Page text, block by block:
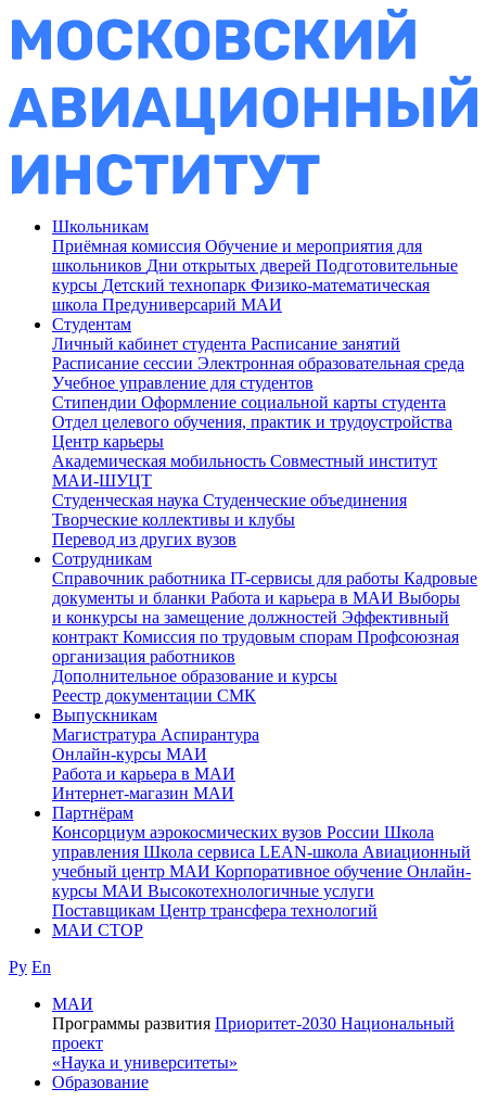
Школьникам
Приёмная комиссия Обучение и мероприятия для
школьников Дни открытых дверей Подготовительные
курсы Детский технопарк Физико-математическая
школа Предуниверсарий МАИ
Студентам
Личный кабинет студента Расписание занятий
Расписание сессии Электронная образовательная среда
Учебное управление для студентов
Стипендии Оформление социальной карты студента
Отдел целевого обучения, практик и трудоустройства
Центр карьеры
Академическая мобильность Совместный институт
МАИ-ШУЦТ
Студенческая наука Студенческие объединения
Творческие коллективы и клубы
Перевод из других вузов
Сотрудникам
Cправочник работника IT-сервисы для работы Кадровые
документы и бланки Работа и карьера в МАИ Выборы
и конкурсы на замещение должностей Эффективный
контракт Комиссия по трудовым спорам Профсоюзная
организация работников
Дополнительное образование и курсы
Реестр документации СМК
Выпускникам
Магистратура Аспирантура
Онлайн-курсы МАИ
Работа и карьера в МАИ
Интернет-магазин МАИ
Партнёрам
Консорциум аэрокосмических вузов России Школа
управления Школа сервиса LEAN-школа Авиационный
учебный центр МАИ Корпоративное обучение Онлайн-
курсы МАИ Высокотехнологичные услуги
Поставщикам Центр трансфера технологий
МАИ СТОР
Ру En
МАИ
Программы развития Приоритет-2030 Национальный
проект
«Наука и университеты»
Образование